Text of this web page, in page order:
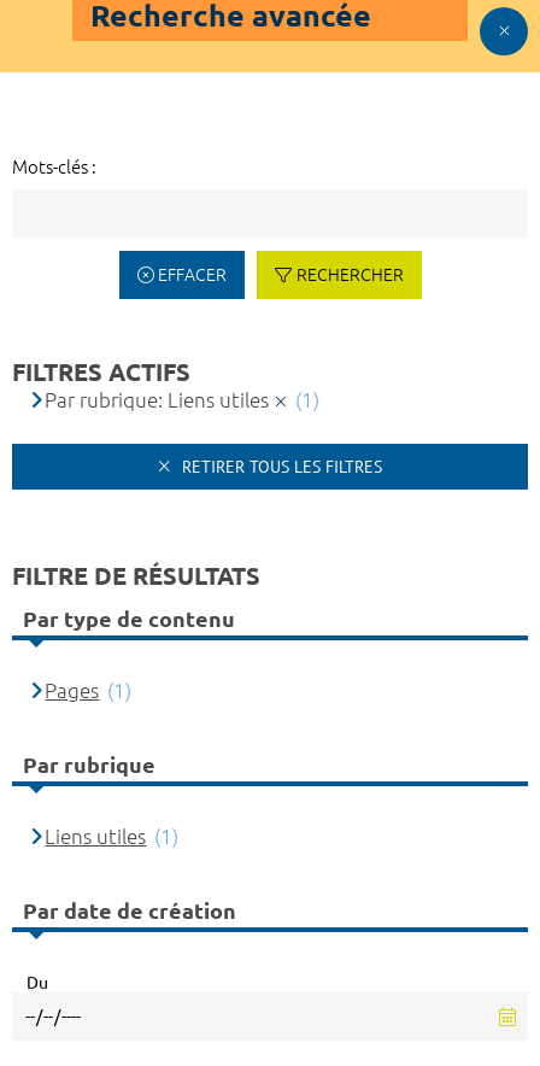
Recherche avancée
Mots-clés :
EFFACER RECHERCHER
FILTRES ACTIFS
Par rubrique: Liens utiles (1)
RETIRER TOUS LES FILTRES
FILTRE DE RÉSULTATS
Par type de contenu
Pages (1)
Par rubrique
Liens utiles (1)
Par date de création
Du